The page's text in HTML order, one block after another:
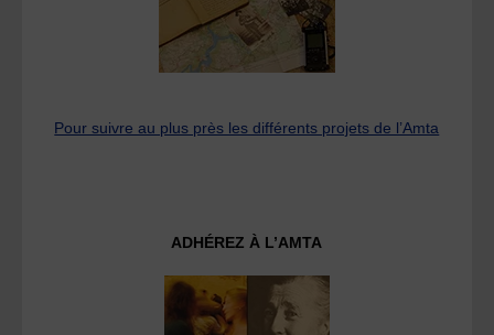
Pour suivre au plus près les différents projets de l’Amta
ADHÉREZ À L’AMTA